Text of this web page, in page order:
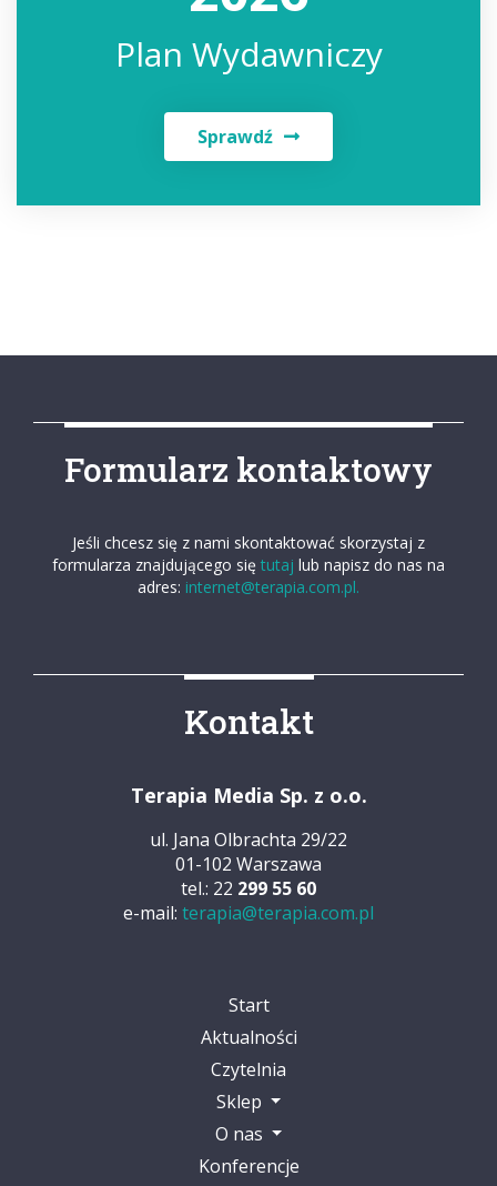
Plan Wydawniczy
Sprawdź
Formularz kontaktowy
Jeśli chcesz się z nami skontaktować skorzystaj z
formularza znajdującego się tutaj lub napisz do nas na
adres: internet@terapia.com.pl.
Kontakt
Terapia Media Sp. z o.o.
ul. Jana Olbrachta 29/22
01-102 Warszawa
tel.: 22 299 55 60
e-mail: terapia@terapia.com.pl
Start
Aktualności
Czytelnia
Sklep
O nas
Konferencje